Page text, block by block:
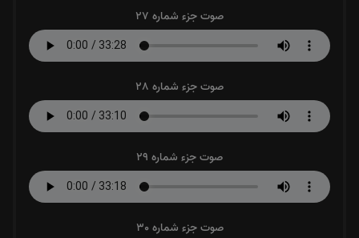
صوت جزء شماره 27
صوت جزء شماره 28
صوت جزء شماره 29
صوت جزء شماره 30